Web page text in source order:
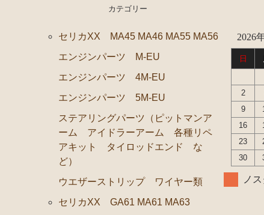
エンジンパーツ 2JZ-GTE JZA80
エンジンパーツ 2JZ-GE JZA80
ソアラ GZ10 MZ10 MZ11 MZ12
エンジンパーツ 5M-GEU MZ11
エンジンパーツ 6M-GEU MZ12
エンジンパーツ M-TEU MZ10
エンジンパーツ 1G-GEU GZ10
エンジンパーツ 1G-EU GZ10
エンジンパーツ 共通（マウント イグニッションコ
カテゴリー
セリカXX MA45 MA46 MA55 MA56
エンジンパーツ M-EU
エンジンパーツ 4M-EU
エンジンパーツ 5M-EU
ステアリングパーツ（ピットマンア
ーム アイドラーアーム 各種リペ
アキット タイロッドエンド な
ど）
ウエザーストリップ ワイヤー類
セリカXX GA61 MA61 MA63
2026
日
2
9
16
23
30
ノ